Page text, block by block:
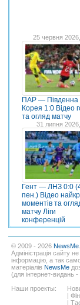
25 червня
ПАР — Південна
Корея 1:0 Відео
та огляд матчу
31 липня
Гент — ЛНЗ 0:0
пен.) Відео
моментів та
матчу Ліги
конференцій
© 2009 - 2026 NewsMe
Адміністрація сайту
інформацію, а так само
матеріалів NewsMe
(для інтернет-видань
Наши проекты:
|
|